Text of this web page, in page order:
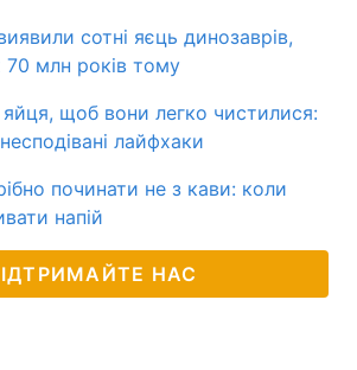
сотні яєць динозаврів,
70 млн років тому
щоб вони легко чистилися:
лайфхаки
починати не з кави: коли
напій
НАС